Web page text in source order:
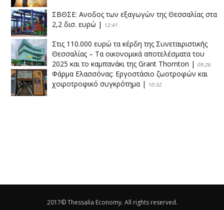
ΣΒΘΣΕ: Aνοδος των εξαγωγών της Θεσσαλίας στα
2,2 δισ. ευρώ | 12:41
Στις 110.000 ευρώ τα κέρδη της Συνεταιριστικής
Θεσσαλίας – Τα οικονομικά αποτελέσματα του
2025 και το καμπανάκι της Grant Thornton | 09:26
Φάρμα Ελασσόνας: Εργοστάσιο ζωοτροφών και
χοιροτροφικό συγκρότημα | 10:32
2017© Thessalia Economy. All rights reserved.